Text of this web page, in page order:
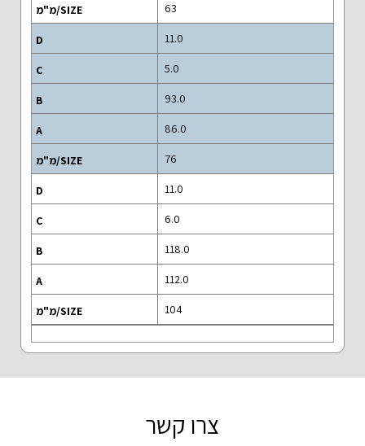
11.0
5.0
93.0
86.0
11.0
6.0
118.0
112.0
104
צרו קשר